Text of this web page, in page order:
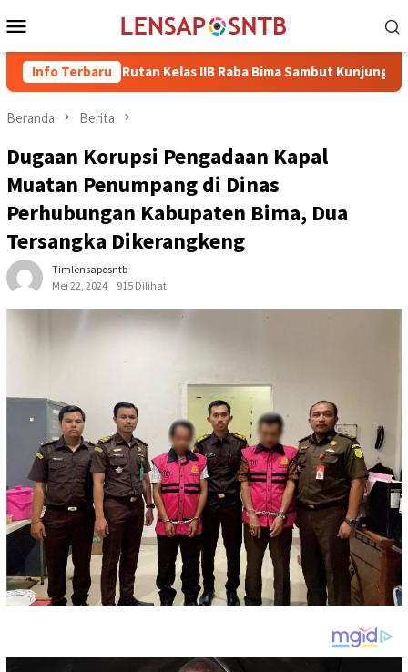
ke
Mobile
Info Terbaru
Rutan Kelas IIB Raba Bima Sambut Kunjungan Pj. Wali Kota
Beranda Berita
Dugaan Korupsi Pengadaan Kapal
Muatan Penumpang di Dinas
Perhubungan Kabupaten Bima, Dua
Tersangka Dikerangkeng
Timlensaposntb
Mei 22, 2024
915 Dilihat